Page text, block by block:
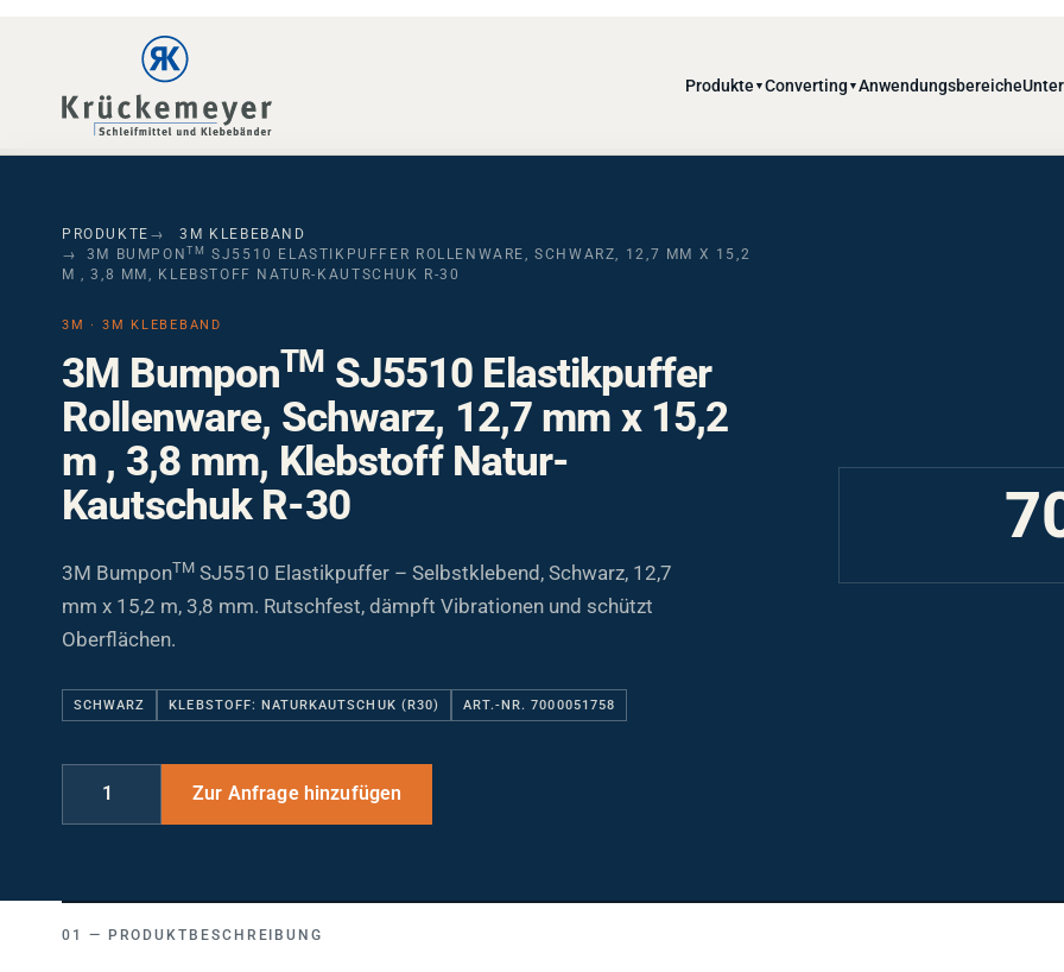
PRODUKTE
3M KLEBEBAND
3M BUMPON TM
SJ5510 ELASTIKPUFFER ROLLENWARE, SCHWARZ, 12,7 MM X 15,2
M , 3,8 MM, KLEBSTOFF NATUR-KAUTSCHUK R-30
3M BumponTM SJ5510 Elastikpuffer
Rollenware, Schwarz, 12,7 mm x 15,2
m , 3,8 mm, Klebstoff Natur-
Kautschuk R-30
3M Bumpon
SJ5510 Elastikpuffer – Selbstklebend, Schwarz, 12,7
mm x 15,2 m, 3,8 mm. Rutschfest, dämpft Vibrationen und schützt
Oberflächen.
SCHWARZ KLEBSTOFF: NATURKAUTSCHUK (R30) ART.-NR. 7000051758
PRODUKTBESCHREIBUNG